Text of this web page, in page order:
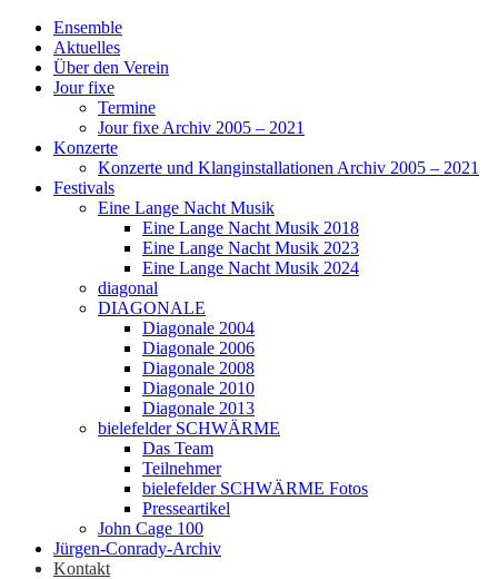
Ensemble
Aktuelles
Über den Verein
Jour fixe
Termine
Jour fixe Archiv 2005 – 2021
Konzerte
Konzerte und Klanginstallationen Archiv 2005 – 2021
Festivals
Eine Lange Nacht Musik
Eine Lange Nacht Musik 2018
Eine Lange Nacht Musik 2023
Eine Lange Nacht Musik 2024
diagonal
DIAGONALE
Diagonale 2004
Diagonale 2006
Diagonale 2008
Diagonale 2010
Diagonale 2013
bielefelder SCHWÄRME
Das Team
Teilnehmer
bielefelder SCHWÄRME Fotos
Presseartikel
John Cage 100
Jürgen-Conrady-Archiv
Kontakt